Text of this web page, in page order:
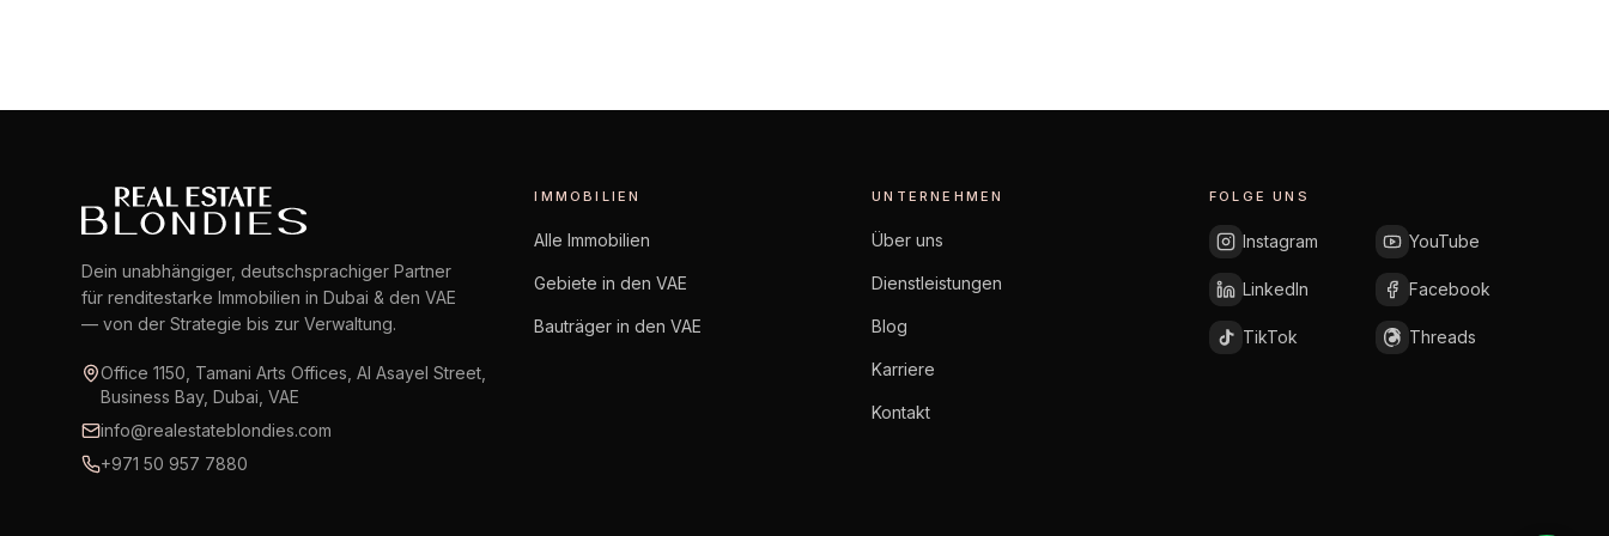
Dein unabhängiger, deutschsprachiger Partner
für renditestarke Immobilien in Dubai & den VAE
— von der Strategie bis zur Verwaltung.
Office 1150, Tamani Arts Offices, Al Asayel Street,
Business Bay, Dubai, VAE
info@realestateblondies.com
+971 50 957 7880
IMMOBILIEN
Alle Immobilien
Gebiete in den VAE
Bauträger in den VAE
UNTERNEHMEN
Über uns
Dienstleistungen
Blog
Karriere
Kontakt
FOLGE UNS
Instagram YouTube
LinkedIn Facebook
TikTok Threads